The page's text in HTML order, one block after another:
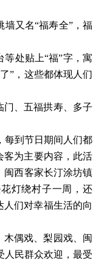
墙又名“福寿全”，福
处贴上“福”字，寓
”，这些都体现人们
门、五福拱寿、多子
每到节日期间人们都
客为主要内容，此活
闽西客家长汀涂坊镇
灯绕村子一周，还
人们对幸福生活的向
偶戏、梨园戏、闽
人民群众欢迎，最受